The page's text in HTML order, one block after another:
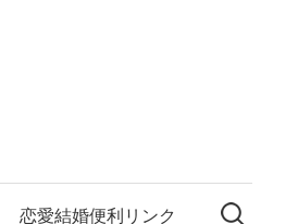
恋愛結婚便利リンク
検
索: